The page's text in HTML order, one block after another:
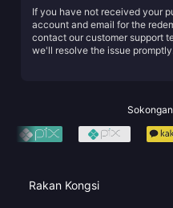
If you have not received your
account and email for the
contact our customer support
we'll resolve the issue
Rakan Kongsi